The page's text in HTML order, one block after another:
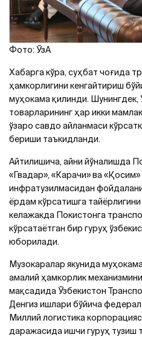
Фото: ЎзА
Хабарга кўра, суҳбат чоғида
ҳамкорлигини кенгайтириш
муҳокама қилинди. Шунингдек,
товарларининг ҳар икки
ўзаро савдо айланмаси
бериши таъкидланди.
Айтилишича, айни йўналишда
«Гвадар», «Карачи» ва
инфратузилмасидан
ёрдам кўрсатишга
келажакда Покистонга
кўрсатаётган бир гуруҳ
юборилади.
Музокаралар якунида
амалий ҳамкорлик
мақсадида Ўзбекистон
Денгиз ишлари бўйича
Миллий логистика
даражасида ишчи гуруҳ тузиш